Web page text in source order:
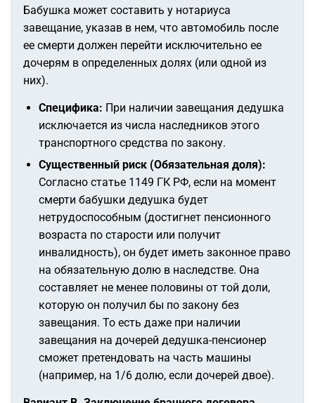
Бабушка может составить у нотариуса
завещание, указав в нем, что автомобиль после
ее смерти должен перейти исключительно ее
дочерям в определенных долях (или одной из
них).
Специфика: При наличии завещания дедушка
исключается из числа наследников этого
транспортного средства по закону.
Существенный риск (Обязательная доля):
Согласно статье 1149 ГК РФ, если на момент
смерти бабушки дедушка будет
нетрудоспособным (достигнет пенсионного
возраста по старости или получит
инвалидность), он будет иметь законное право
на обязательную долю в наследстве. Она
составляет не менее половины от той доли,
которую он получил бы по закону без
завещания. То есть даже при наличии
завещания на дочерей дедушка-пенсионер
сможет претендовать на часть машины
(например, на 1/6 долю, если дочерей двое).